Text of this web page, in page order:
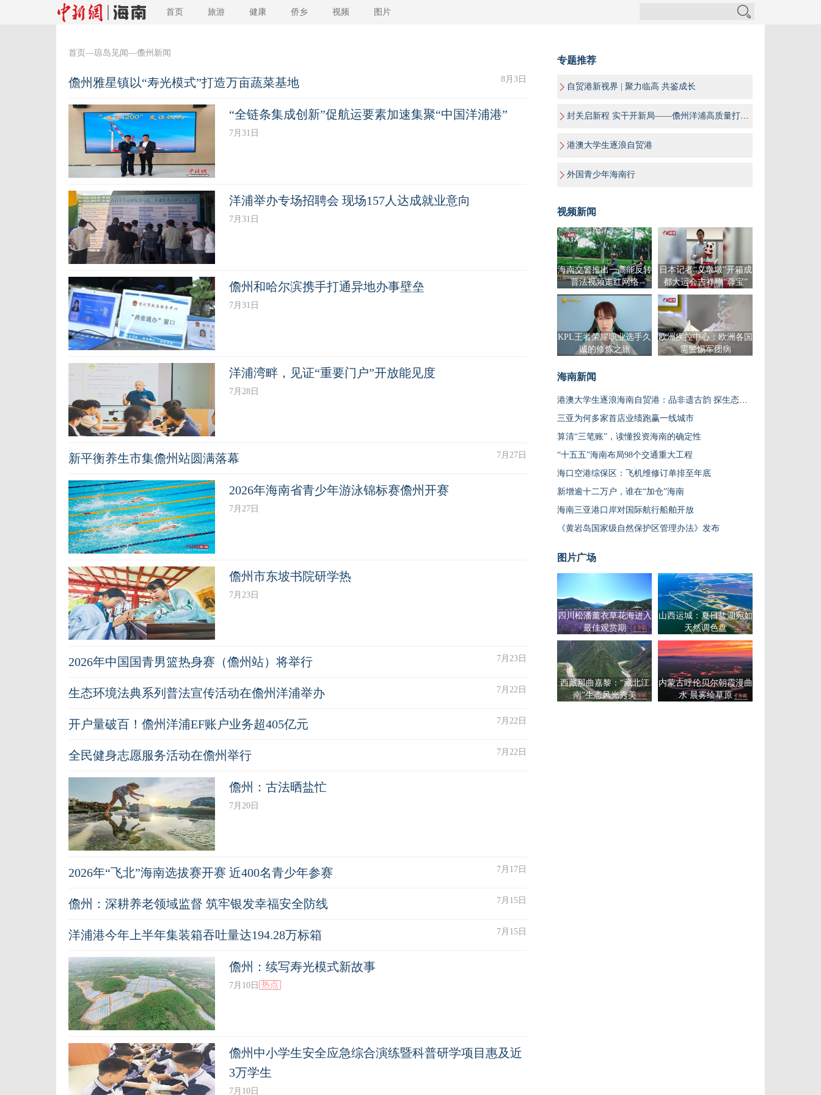
首页 旅游 健康 侨乡 视频 图片
首页 —琼岛见闻—儋州新闻
儋州雅星镇以“寿光模式”打造万亩蔬菜基地 8月3日
“全链条集成创新”促航运要素加速集聚“中国洋浦港”
7月31日
洋浦举办专场招聘会 现场157人达成就业意向
7月31日
儋州和哈尔滨携手打通异地办事壁垒
7月31日
洋浦湾畔，见证“重要门户”开放能见度
7月28日
新平衡养生市集儋州站圆满落幕 7月27日
2026年海南省青少年游泳锦标赛儋州开赛
7月27日
儋州市东坡书院研学热
7月23日
2026年中国国青男篮热身赛（儋州站）将举行 7月23日
生态环境法典系列普法宣传活动在儋州洋浦举办 7月22日
开户量破百！儋州洋浦EF账户业务超405亿元 7月22日
全民健身志愿服务活动在儋州举行 7月22日
儋州：古法晒盐忙
7月20日
2026年“飞北”海南选拔赛开赛 近400名青少年参赛 7月17日
儋州：深耕养老领域监督 筑牢银发幸福安全防线 7月15日
洋浦港今年上半年集装箱吞吐量达194.28万标箱 7月15日
儋州：续写寿光模式新故事
7月10日 热点
儋州中小学生安全应急综合演练暨科普研学项目惠及近
3万学生
7月10日
专题推荐
自贸港新视界 | 聚力临高 共鉴成长
封关启新程 实干开新局——儋州洋浦高质量打造海南自贸港“样板间”
港澳大学生逐浪自贸港
外国青少年海南行
视频新闻
海南交警推出一高能反转
普法视频走红网络
日本记者“义墩墩”开箱成
都大运会吉祥物“蓉宝”
KPL王者荣耀职业选手久
诚的修炼之旅
欧洲疾控中心：欧洲各国
需警惕军团病
海南新闻
港澳大学生逐浪海南自贸港：品非遗古韵 探生态新姿
三亚为何多家首店业绩跑赢一线城市
算清“三笔账”，读懂投资海南的确定性
“十五五”海南布局98个交通重大工程
海口空港综保区：飞机维修订单排至年底
新增逾十二万户，谁在“加仓”海南
海南三亚港口岸对国际航行船舶开放
《黄岩岛国家级自然保护区管理办法》发布
图片广场
四川松潘薰衣草花海进入
最佳观赏期
山西运城：夏日盐湖宛如
天然调色盘
西藏那曲嘉黎：“藏北江
南”生态风光秀美
内蒙古呼伦贝尔朝霞漫曲
水 晨雾绘草原